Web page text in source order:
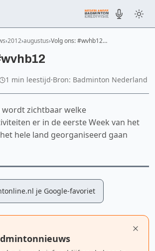
2012 augustus Volg ons: #wvhb12…
1 min leestijd·Bron: Badminton Nederland
wordt zichtbaar welke
er in de eerste Week van het
hele land georganiseerd gaan
je Google-favoriet